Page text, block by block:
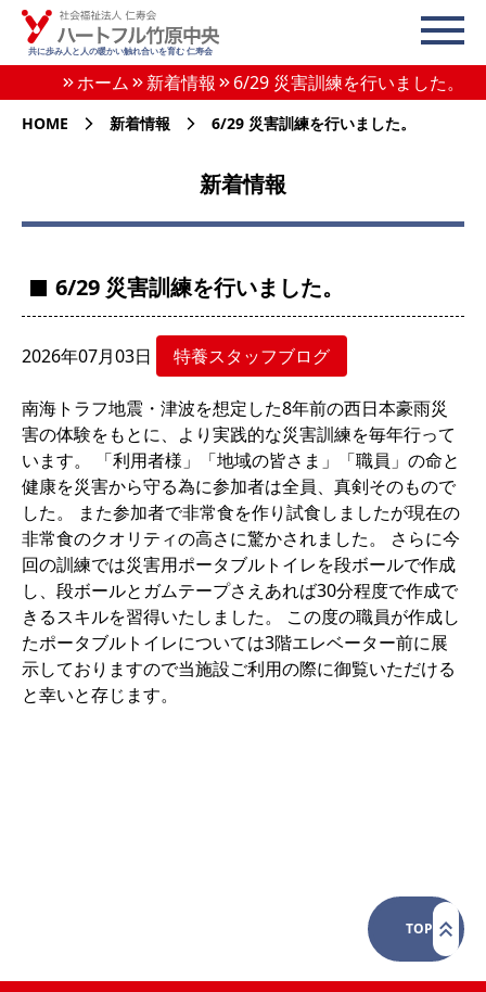
共に歩み人と人の暖かい触れ合いを育む 仁寿会
ホーム 新着情報 6/29 災害訓練を行いました。
HOME 新着情報 6/29 災害訓練を行いました。
新着情報
6/29 災害訓練を行いました。
2026年07月03日 特養スタッフブログ
南海トラフ地震・津波を想定した8年前の西日本豪雨災
害の体験をもとに、より実践的な災害訓練を毎年行って
います。 「利用者様」「地域の皆さま」「職員」の命と
健康を災害から守る為に参加者は全員、真剣そのもので
した。 また参加者で非常食を作り試食しましたが現在の
非常食のクオリティの高さに驚かされました。 さらに今
回の訓練では災害用ポータブルトイレを段ボールで作成
し、段ボールとガムテープさえあれば30分程度で作成で
きるスキルを習得いたしました。 この度の職員が作成し
たポータブルトイレについては3階エレベーター前に展
示しておりますので当施設ご利用の際に御覧いただける
と幸いと存じます。
TOP